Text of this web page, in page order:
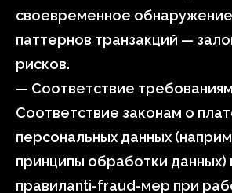
своевременное
паттернов транзакций —
рисков.
— Соответствие
Соответствие законам о
персональных данных
принципы обработки
правилanti-fraud-мер при